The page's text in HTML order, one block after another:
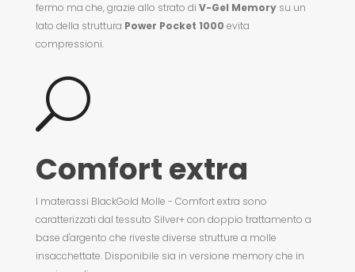
fermo ma che, grazie allo strato di V-Gel Memorysu un
lato della struttura Power Pocket 1000 evita
compressioni.
U
Comfort extra
I materassi BlackGold Molle - Comfort extra sono
caratterizzati dal tessuto Silver+ con doppio trattamento a
base d'argento che riveste diverse strutture a molle
insacchettate. Disponibile sia in versione memory che in